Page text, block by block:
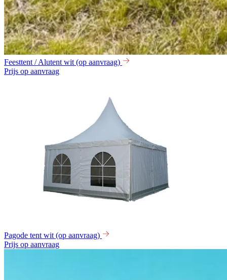
Feesttent / Alutent wit (op aanvraag)
Prijs op aanvraag
Pagode tent wit (op aanvraag)
Prijs op aanvraag